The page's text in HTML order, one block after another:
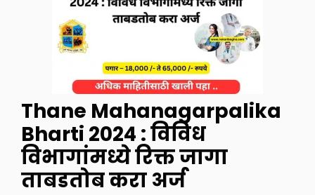
Thane Mahanagarpalika
Bharti 2024 : विविध
विभागांमध्ये रिक्त जागा
ताबडतोब करा अर्ज